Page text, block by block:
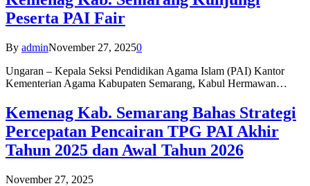
Peserta PAI Fair
By adminNovember 27, 20250
Ungaran – Kepala Seksi Pendidikan Agama Islam (PAI) Kantor
Kementerian Agama Kabupaten Semarang, Kabul Hermawan…
Kemenag Kab. Semarang Bahas Strategi
Percepatan Pencairan TPG PAI Akhir
Tahun 2025 dan Awal Tahun 2026
November 27, 2025